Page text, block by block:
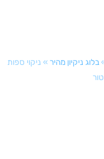
מהיר »ניקוי ספות